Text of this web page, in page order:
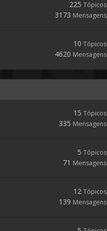
225 Tópicos
3173 Mensagens
10 Tópicos
4620 Mensagens
15 Tópicos
335 Mensagens
5 Tópicos
71 Mensagens
12 Tópicos
139 Mensagens